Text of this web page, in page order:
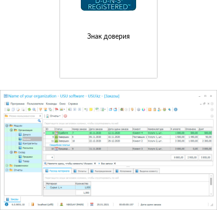
Знак доверия